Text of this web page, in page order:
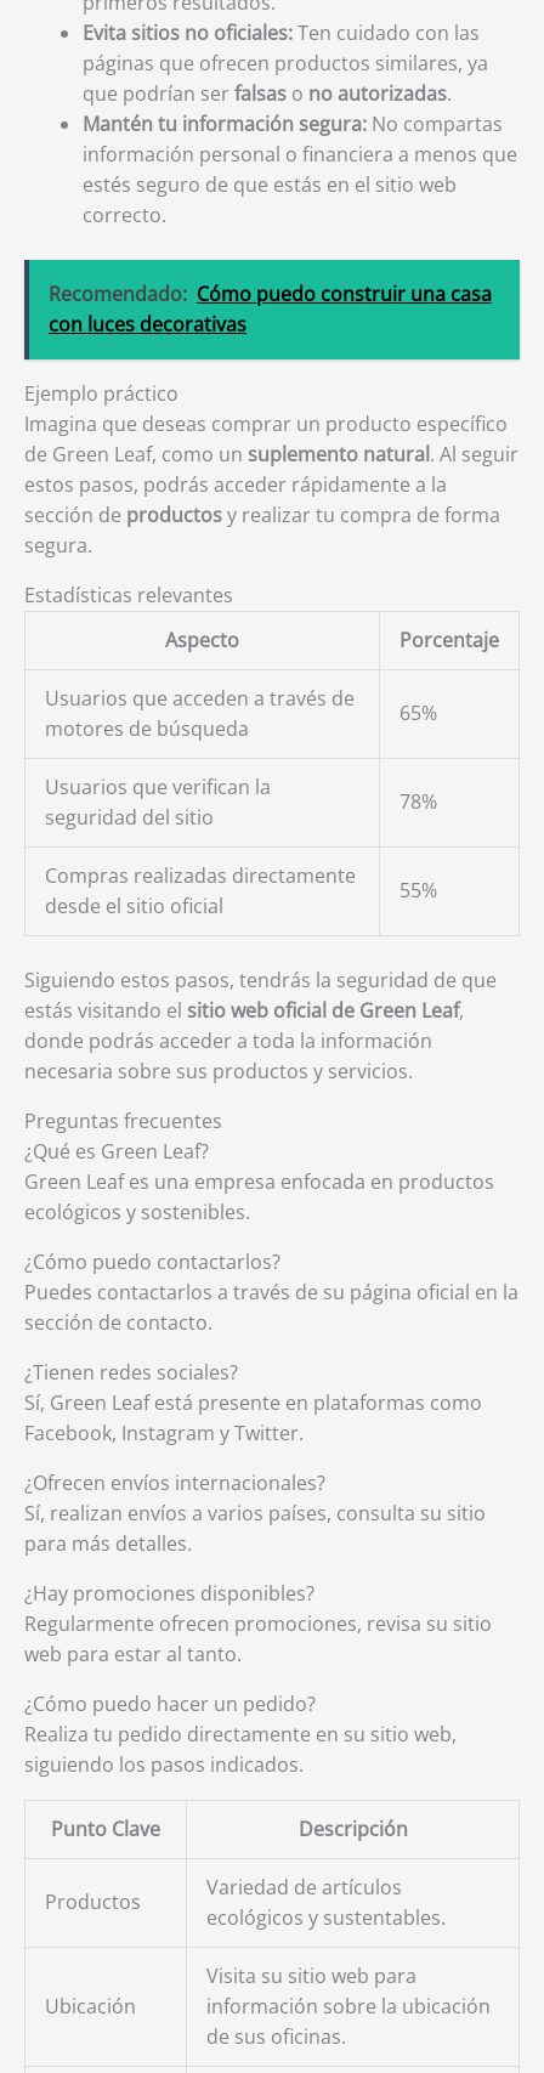
Evita sitios no oficiales:Ten cuidado con las
páginas que ofrecen productos similares, ya
que podrían serfalsas o no autorizadas.
Mantén tu información segura: No compartas
información personal o financiera a menos que
estés seguro de que estás en el sitio web
correcto.
Recomendado: Cómo puedo construir una casa
con luces decorativas
Ejemplo práctico
Imagina que deseas comprar un producto específico
de Green Leaf, como un suplemento natural. Al seguir
estos pasos, podrás acceder rápidamente a la
sección de productosy realizar tu compra de forma
segura.
Estadísticas relevantes
Aspecto
Porcentaje
Usuarios que acceden a través de
motores de búsqueda
65%
Usuarios que verifican la
seguridad del sitio
78%
Compras realizadas directamente
desde el sitio oficial
55%
Siguiendo estos pasos, tendrás la seguridad de que
estás visitando el sitio web oficial de Green Leaf,
donde podrás acceder a toda la información
necesaria sobre sus productos y servicios.
Preguntas frecuentes
¿Qué es Green Leaf?
Green Leaf es una empresa enfocada en productos
ecológicos y sostenibles.
¿Cómo puedo contactarlos?
Puedes contactarlos a través de su página oficial en la
sección de contacto.
¿Tienen redes sociales?
Sí, Green Leaf está presente en plataformas como
Facebook, Instagram y Twitter.
¿Ofrecen envíos internacionales?
Sí, realizan envíos a varios países, consulta su sitio
para más detalles.
¿Hay promociones disponibles?
Regularmente ofrecen promociones, revisa su sitio
web para estar al tanto.
¿Cómo puedo hacer un pedido?
Realiza tu pedido directamente en su sitio web,
siguiendo los pasos indicados.
Punto Clave Descripción
Productos
Variedad de artículos
ecológicos y sustentables.
Ubicación
Visita su sitio web para
información sobre la ubicación
de sus oficinas.